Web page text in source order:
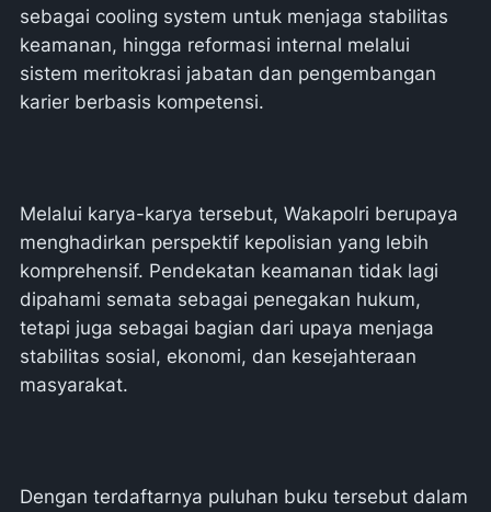
sebagai cooling system untuk menjaga stabilitas
keamanan, hingga reformasi internal melalui
sistem meritokrasi jabatan dan pengembangan
karier berbasis kompetensi.
Melalui karya-karya tersebut, Wakapolri berupaya
menghadirkan perspektif kepolisian yang lebih
komprehensif. Pendekatan keamanan tidak lagi
dipahami semata sebagai penegakan hukum,
tetapi juga sebagai bagian dari upaya menjaga
stabilitas sosial, ekonomi, dan kesejahteraan
masyarakat.
Dengan terdaftarnya puluhan buku tersebut dalam